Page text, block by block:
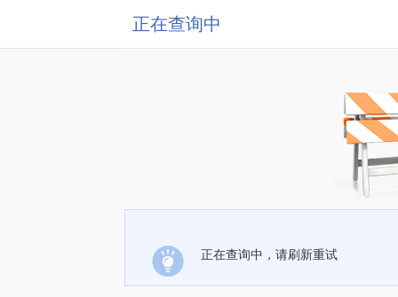
正在查询中
正在查询中，请刷新重试